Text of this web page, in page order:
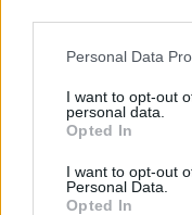
Please note that this
not limited to your
grant or deny consent
use your data for
consent section.
Personal Data
I want to opt-out
personal data.
Opted In
I want to opt-out
Personal Data.
Opted In
στοιχεία της
61.786(33.058
Κορίνθου και
48.925οχήματα.